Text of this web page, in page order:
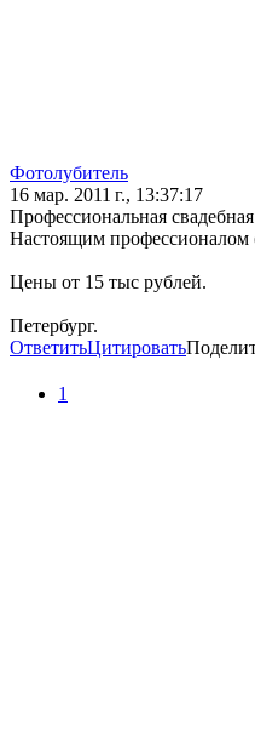
Фотолубитель
16 мар. 2011 г., 13:37:17
Профессиональная
Настоящим профессионалом
Цены от 15 тыс рублей.
Петербург.
ОтветитьЦитировать
1